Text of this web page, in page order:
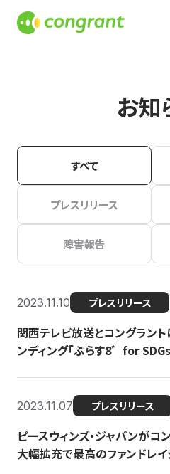
お知
すべて
プレスリリース
障害報告
2023.11.10 プレスリリース
関西テレビ放送とコングラン
ンディング「ぷらす8゛for
2023.11.07 プレスリリース
ピースウィンズ・ジャパンがコ
大幅拡充で最高のファンドレイ